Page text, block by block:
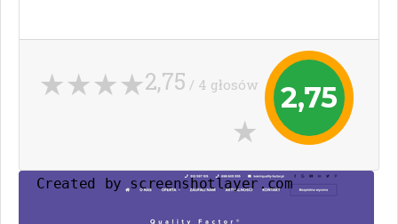
2,75
2,75 / 4 głosów